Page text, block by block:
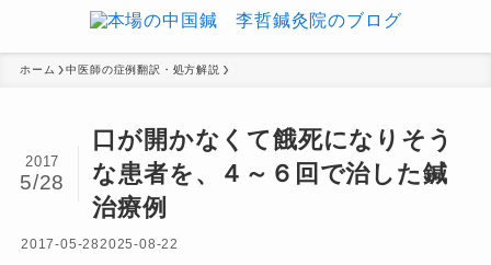
ホーム 中医師の症例翻訳・処方解説
口が開かなくて餓死になりそう
な患者を、４～６回で治した鍼
治療例
2017
5/28
2017-05-282025-08-22